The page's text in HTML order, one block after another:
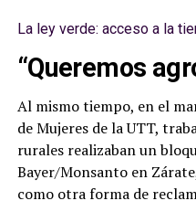
La ley verde: acceso a la
“Queremos
Al mismo tiempo, en el
de Mujeres de la UTT,
rurales realizaban un
Bayer/Monsanto en
como otra forma de